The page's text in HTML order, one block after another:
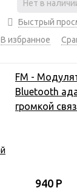
Нет в
Быстрый
В избранное
FM -
Bluetooth
громкой
940 Р